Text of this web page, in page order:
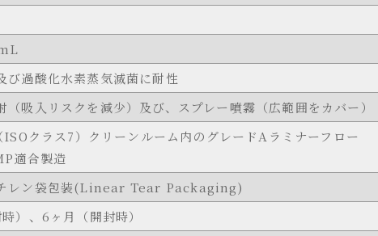
び過酸化水素蒸気滅菌に耐性
（吸入リスクを減少）及び、スプレー噴霧（広範囲をカバー）
ISOクラス7）クリーンルーム内のグレードAラミナーフロー
適合製造
レン袋包装(Linear Tear Packaging)
）、6ヶ月（開封時）